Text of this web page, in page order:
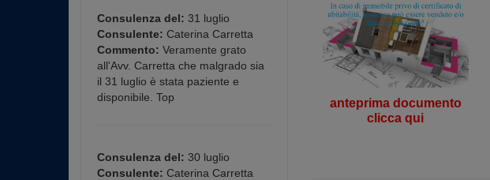
Consulenza del: 31 luglio
Consulente: Caterina Carretta
Commento: Veramente grato
all'Avv. Carretta che malgrado sia
il 31 luglio è stata paziente e
disponibile. Top
Consulenza del: 30 luglio
Consulente: Caterina Carretta
anteprima documento
clicca qui